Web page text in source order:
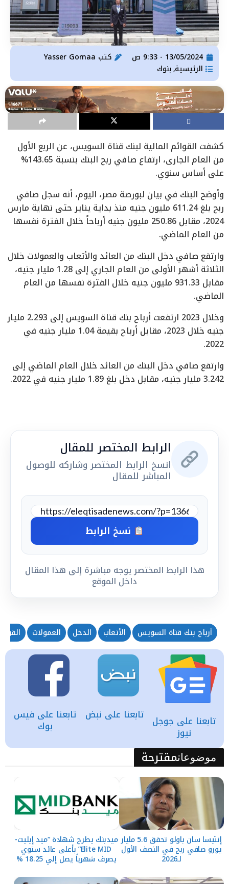
13/05/2024 - 9:33 ص كتب
الرئيسية, بنوك
كشفت القوائم المالية لبنك قناة السويس، عن الربع الأول
من العام الجاري، ارتفاع صافي ربح البنك بنسبة 143.65%
على أساس سنوي.
وأوضح البنك في بيان لبورصة مصر، اليوم، أنه سجل صافي
ربح بلغ 611.24 مليون جنيه منذ بداية يناير حتى نهاية مارس
2024، مقابل 250.86 مليون جنيه أرباحاً خلال الفترة نفسها
من العام الماضي.
وارتفع صافي دخل البنك من العائد والأتعاب والعمولات خلال
الثلاثة أشهر الأولى من العام الجاري إلى 1.28 مليار جنيه،
مقابل 931.33 مليون جنيه خلال الفترة نفسها من العام
الماضي.
وخلال 2023 ارتفعت أرباح بنك قناة السويس إلى 2.293 مليار
جنيه خلال 2023، مقابل أرباح بقيمة 1.04 مليار جنيه في
2022.
وارتفع صافي دخل البنك من العائد خلال العام الماضي إلى
3.242 مليار جنيه، مقابل دخل بلغ 1.89 مليار جنيه في 2022.
الرابط المختصر للمقال
انسخ الرابط المختصر وشاركه للوصول
المباشر للمقال
نسخ الرابط
هذا الرابط المختصر يوجه مباشرة إلى هذا المقال
داخل الموقع
أرباح بنك قناة السويس الأتعاب الدخل العمولات
تابعنا على فيس
بوك
تابعنا على نبض تابعنا على جوجل
نيوز
موضوعاتمقترحة
إنتيسا سان باولو تحقق 5.6 مليار
يورو صافي ربح في النصف الأول
لـ2026
ميدبنك يطرح شهادة “ميد إيليت-
Elite MID” بأعلى عائد سنوي
يصرف شهرياً يصل إلي 18.25 %